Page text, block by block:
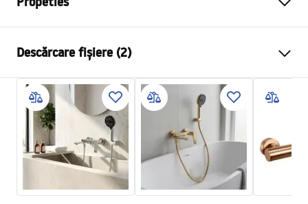
Metodă de montaj
Culoare
Cupru periat
Material
Alamă, ABS
Inalime
mm
Tehnologia de acoperire
PVD
Diametru pentru conectare
1/2 țoli
Distanța dintre racorduri
150mm
Descărcare fișiere (2)
Instrucțiuni de asamblare
Faucet.pdf
Condiții de garanție
Warranty_Terms_and_Conditions_Faucets_-_5.pdf